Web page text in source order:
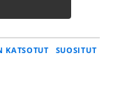
KATSOTUT SUOSITUT